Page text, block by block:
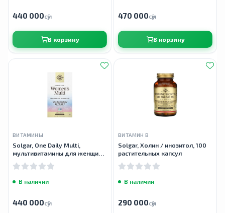
440 000сӯм
В корзину
470 000сӯм
В корзину
ВИТАМИНЫ
Solgar, One Daily Multi,
мультивитамины для женщин,
В наличии
440 000сӯм
ВИТАМИН B
Solgar, Холин / инозитол, 100
растительных капсул
В наличии
290 000сӯм